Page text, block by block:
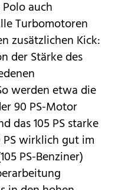
auch
Turbomotoren
zusätzlichen Kick:
der Stärke des
werden etwa die
90 PS-Motor
das 105 PS starke
wirklich gut im
PS-Benziner)